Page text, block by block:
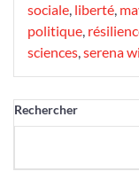
sociale, liberté,
politique,
sciences,serena
Rechercher